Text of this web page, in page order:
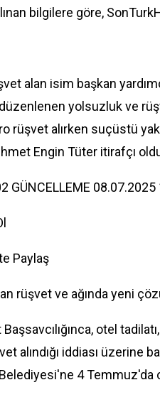
bilgilere göre,
alan isim başkan
yolsuzluk ve
rüşvet alırken suçüstü
Engin Tüter itirafçı
GÜNCELLEME 08.07.2025
Paylaş
rüşvet ve ağında yeni
otel
alındığı iddiası üzerine
4